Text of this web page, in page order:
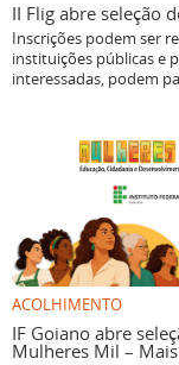
II Flig abre seleção
Inscrições podem ser
instituições públicas e
interessadas, podem
ACOLHIMENTO
IF Goiano abre
Mulheres Mil –